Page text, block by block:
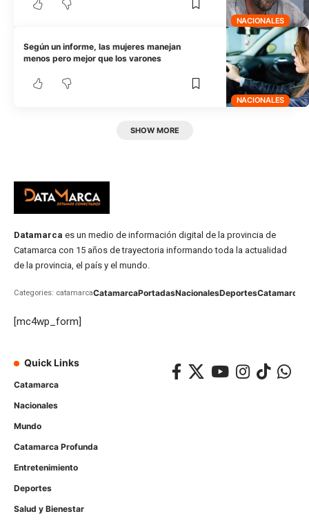
NACIONALES
NACIONALES
Según un informe, las mujeres manejan
menos pero mejor que los varones
SHOW MORE
Datamarca es un medio de información digital de la provincia de
Catamarca con 15 años de trayectoria informando toda la actualidad
de la provincia, el país y el mundo.
Categories: catamarcaCatamarcaPortadasNacionalesDeportesCatamarca
[mc4wp_form]
Quick Links
Catamarca
Nacionales
Mundo
Catamarca Profunda
Entretenimiento
Deportes
Salud y Bienestar